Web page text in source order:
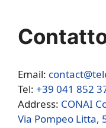
Email:
Tel: +39 041 852
Address: CONAI
Via Pompeo Litta,